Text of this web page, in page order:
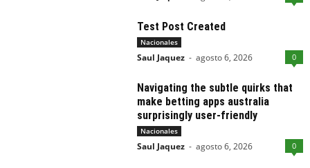
Test Post Created
Nacionales
Saul Jaquez - agosto 6, 2026 0
Navigating the subtle quirks that
make betting apps australia
surprisingly user-friendly
Nacionales
Saul Jaquez - agosto 6, 2026 0